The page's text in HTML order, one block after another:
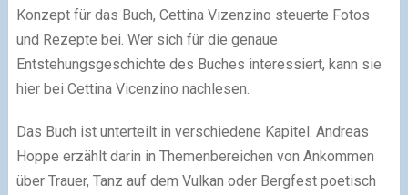
Konzept für das Buch, Cettina Vizenzino steuerte Fotos
und Rezepte bei. Wer sich für die genaue
Entstehungsgeschichte des Buches interessiert, kann sie
hier bei Cettina Vicenzino nachlesen.
Das Buch ist unterteilt in verschiedene Kapitel. Andreas
Hoppe erzählt darin in Themenbereichen von Ankommen
über Trauer, Tanz auf dem Vulkan oder Bergfest poetisch